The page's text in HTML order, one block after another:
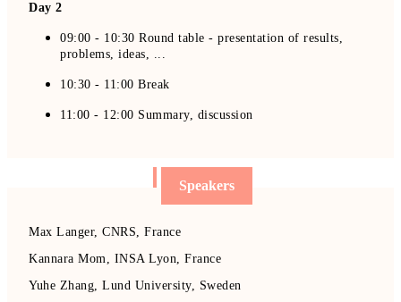
Day 2
09:00 - 10:30 Round table - presentation of results,
problems, ideas, ...
10:30 - 11:00 Break
11:00 - 12:00 Summary, discussion
Speakers
Max Langer, CNRS, France
Kannara Mom, INSA Lyon, France
Yuhe Zhang, Lund University, Sweden